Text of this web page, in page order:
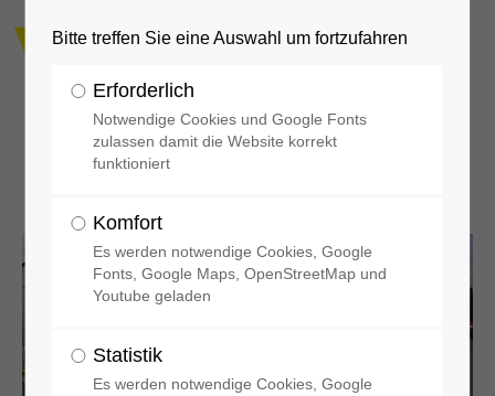
Bitte treffen Sie eine Auswahl um fortzufahren
Erforderlich
Notwendige Cookies und Google Fonts
zulassen damit die Website korrekt
funktioniert
Komfort
Es werden notwendige Cookies, Google
Fonts, Google Maps, OpenStreetMap und
Youtube geladen
Statistik
Es werden notwendige Cookies, Google